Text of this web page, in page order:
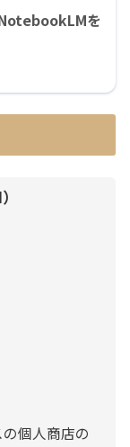
を
個人商店の